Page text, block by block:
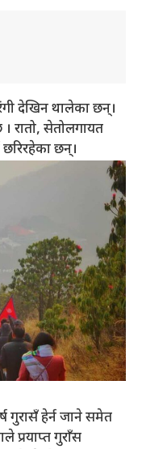
देखिन थालेका छन्।
सेतोलगायत
छरिरहेका छन्।
गुरासँ हेर्न जाने समेत
प्रयाप्त गुराँस